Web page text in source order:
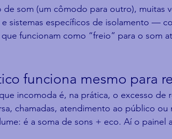
de som (um cômodo para outro), muitas
e sistemas específicos de isolamento —
funcionam como “freio” para o som
funciona mesmo para
incomoda é, na prática, o excesso de
chamadas, atendimento ao público ou
é a soma de sons + eco. Aí o painel